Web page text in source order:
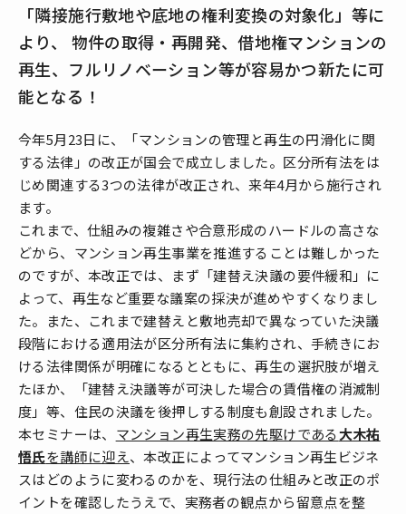
「隣接施行敷地や底地の権利変換の対象化」等に
より、 物件の取得・再開発、借地権マンションの
再生、フルリノベーション等が容易かつ新たに可
能となる！
今年5月23日に、「マンションの管理と再生の円滑化に関
する法律」の改正が国会で成立しました。区分所有法をは
じめ関連する3つの法律が改正され、来年4月から施行され
ます。
これまで、仕組みの複雑さや合意形成のハードルの高さな
どから、マンション再生事業を推進することは難しかった
のですが、本改正では、まず「建替え決議の要件緩和」に
よって、再生など重要な議案の採決が進めやすくなりまし
た。また、これまで建替えと敷地売却で異なっていた決議
段階における適用法が区分所有法に集約され、手続きにお
ける法律関係が明確になるとともに、再生の選択肢が増え
たほか、「建替え決議等が可決した場合の賃借権の消滅制
度」等、住民の決議を後押しする制度も創設されました。
本セミナーは、 マンション再生実務の先駆けである大木祐
悟氏を講師に迎え、本改正によってマンション再生ビジネ
スはどのように変わるのかを、現行法の仕組みと改正のポ
イントを確認したうえで、実務者の観点から留意点を整